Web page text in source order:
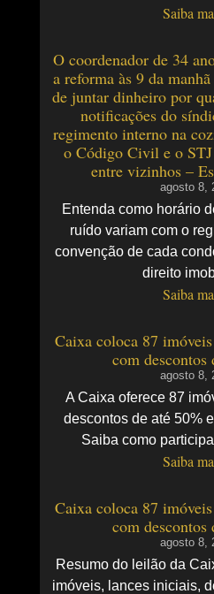
Saiba
O coordenador de 34
a reforma às 9 da
de juntar dinheiro por
notificações do
regimento interno na
o Código Civil e o
entre vizinhos –
agosto 8,
Entenda como horário
ruído variam com o
convenção de cada
direito
Saiba
Caixa coloca 87
com descontos
agosto 8,
A Caixa oferece 87
descontos de até 50%
Saiba como
Saiba
Caixa coloca 87
com descontos
agosto 8,
Resumo do leilão da
imóveis, lances iniciais,